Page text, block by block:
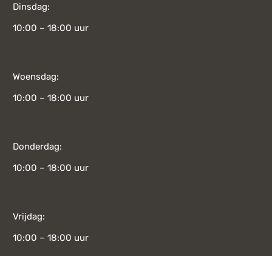
Dinsdag:
10:00 – 18:00 uur
Woensdag:
10:00 – 18:00 uur
Donderdag:
10:00 – 18:00 uur
Vrijdag:
10:00 – 18:00 uur